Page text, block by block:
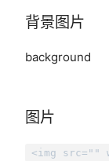
背景图片
background
图片
<img src=""